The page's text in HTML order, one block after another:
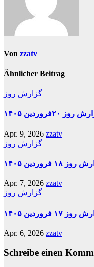
Von zzatv
Ähnlicher Beitrag
گزارش روز
۲۰فروردین ۱۴۰۵
Apr. 9, 2026 zzatv
گزارش روز
۱۸ فروردین ۱۴۰۵
Apr. 7, 2026 zzatv
گزارش روز
۱۷ فروردین ۱۴۰۵
Apr. 6, 2026 zzatv
Schreibe einen